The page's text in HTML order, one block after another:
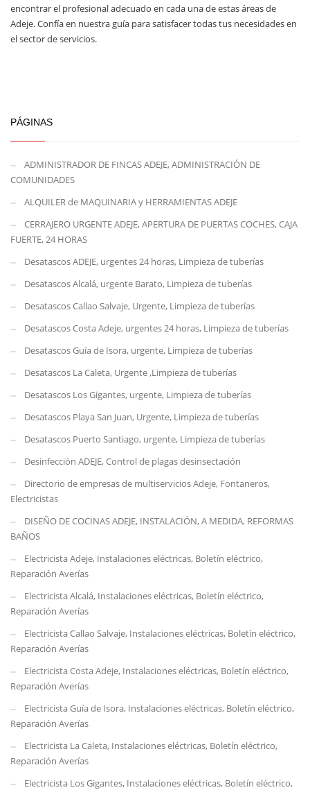
encontrar el profesional adecuado en cada una de estas áreas de
Adeje. Confía en nuestra guía para satisfacer todas tus necesidades en
el sector de servicios.
PÁGINAS
ADMINISTRADOR DE FINCAS ADEJE, ADMINISTRACIÓN DE
COMUNIDADES
ALQUILER de MAQUINARIA y HERRAMIENTAS ADEJE
CERRAJERO URGENTE ADEJE, APERTURA DE PUERTAS COCHES, CAJA
FUERTE, 24 HORAS
Desatascos ADEJE, urgentes 24 horas, Limpieza de tuberías
Desatascos Alcalá, urgente Barato, Limpieza de tuberías
Desatascos Callao Salvaje, Urgente, Limpieza de tuberías
Desatascos Costa Adeje, urgentes 24 horas, Limpieza de tuberías
Desatascos Guía de Isora, urgente, Limpieza de tuberías
Desatascos La Caleta, Urgente ,Limpieza de tuberías
Desatascos Los Gigantes, urgente, Limpieza de tuberías
Desatascos Playa San Juan, Urgente, Limpieza de tuberías
Desatascos Puerto Santiago, urgente, Limpieza de tuberías
Desinfección ADEJE, Control de plagas desinsectación
Directorio de empresas de multiservicios Adeje, Fontaneros,
Electricistas
DISEÑO DE COCINAS ADEJE, INSTALACIÓN, A MEDIDA, REFORMAS
BAÑOS
Electricista Adeje, Instalaciones eléctricas, Boletín eléctrico,
Reparación Averías
Electricista Alcalá, Instalaciones eléctricas, Boletín eléctrico,
Reparación Averías
Electricista Callao Salvaje, Instalaciones eléctricas, Boletín eléctrico,
Reparación Averías
Electricista Costa Adeje, Instalaciones eléctricas, Boletín eléctrico,
Reparación Averías
Electricista Guía de Isora, Instalaciones eléctricas, Boletín eléctrico,
Reparación Averías
Electricista La Caleta, Instalaciones eléctricas, Boletín eléctrico,
Reparación Averías
Electricista Los Gigantes, Instalaciones eléctricas, Boletín eléctrico,